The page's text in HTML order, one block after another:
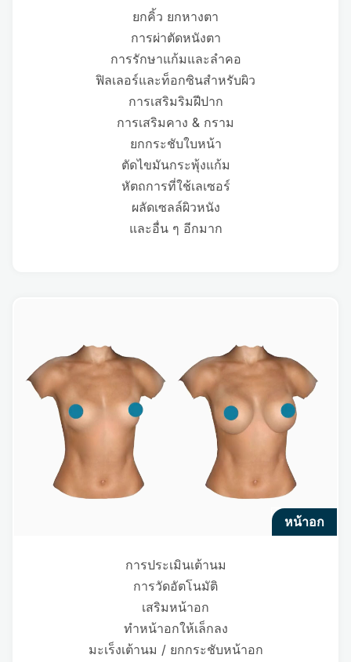
ยกคิ้ว ยกหางตา
การผ่าตัดหนังตา
การรักษาแก้มและลำคอ
ฟิลเลอร์และท็อกซินสำหรับผิว
การเสริมริมฝีปาก
การเสริมคาง & กราม
ยกกระชับใบหน้า
ตัดไขมันกระพุ้งแก้ม
หัตถการที่ใช้เลเซอร์
ผลัดเซลล์ผิวหนัง
และอื่น ๆ อีกมาก
หน้าอก
การประเมินเต้านม
การวัดอัตโนมัติ
เสริมหน้าอก
ทำหน้าอกให้เล็กลง
มะเร็งเต้านม / ยกกระชับหน้าอก